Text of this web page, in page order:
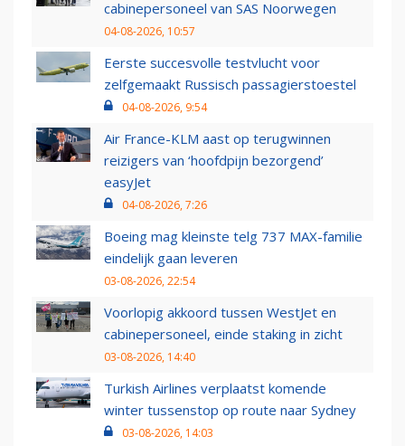
cabinepersoneel van SAS Noorwegen
04-08-2026, 10:57
Eerste succesvolle testvlucht voor
zelfgemaakt Russisch passagierstoestel
04-08-2026, 9:54
Air France-KLM aast op terugwinnen
reizigers van ‘hoofdpijn bezorgend’
easyJet
04-08-2026, 7:26
Boeing mag kleinste telg 737 MAX-familie
eindelijk gaan leveren
03-08-2026, 22:54
Voorlopig akkoord tussen WestJet en
cabinepersoneel, einde staking in zicht
03-08-2026, 14:40
Turkish Airlines verplaatst komende
winter tussenstop op route naar Sydney
03-08-2026, 14:03